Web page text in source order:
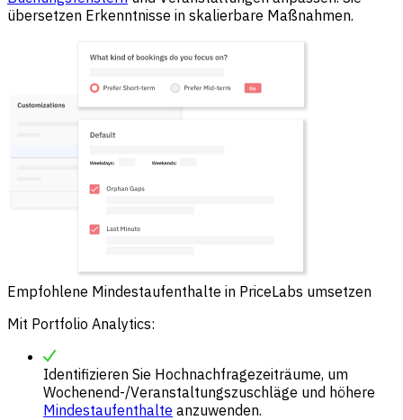
übersetzen Erkenntnisse in skalierbare Maßnahmen.
Empfohlene Mindestaufenthalte in PriceLabs umsetzen
Mit Portfolio Analytics:
Identifizieren Sie Hochnachfragezeiträume, um
Wochenend-/Veranstaltungszuschläge und höhere
Mindestaufenthalte anzuwenden.